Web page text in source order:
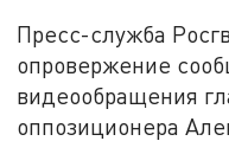
Пресс-служба
опровержение
видеообращения
оппозиционера